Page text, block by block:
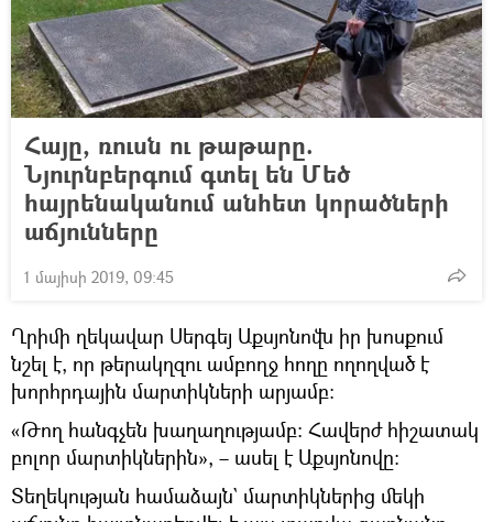
Հայը, ռուսն ու թաթարը.
Նյուրնբերգում գտել են Մեծ
հայրենականում անհետ կորածների
աճյունները
1 մայիսի 2019, 09:45
Ղրիմի ղեկավար Սերգեյ Աքսյոնովն իր խոսքում
նշել է, որ թերակղզու ամբողջ հողը ողողված է
խորհրդային մարտիկների արյամբ։
«Թող հանգչեն խաղաղությամբ։ Հավերժ հիշատակ
բոլոր մարտիկներին», – ասել է Աքսյոնովը։
Տեղեկության համաձայն` մարտիկներից մեկի